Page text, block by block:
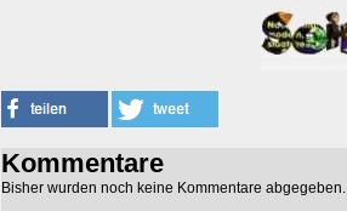
Kommentare
Bisher wurden noch keine Kommentare abgegeben.